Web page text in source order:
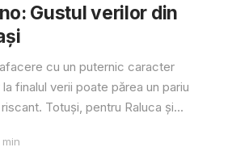
Gustul verilor din
cu un puternic caracter
finalul verii poate părea un pariu
Totuși, pentru Raluca și...
min